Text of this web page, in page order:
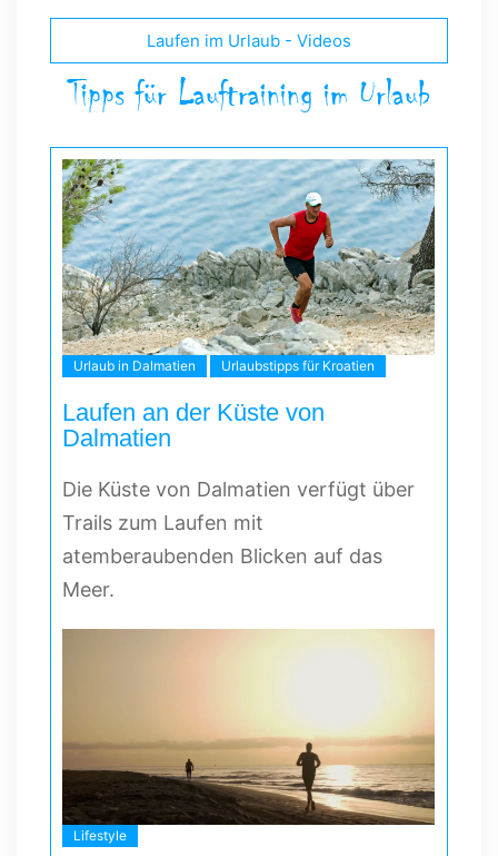
Laufen im Urlaub - Videos
Tipps für Lauftraining im Urlaub
Urlaub in Dalmatien Urlaubstipps für Kroatien
Laufen an der Küste von
Dalmatien
Die Küste von Dalmatien verfügt über
Trails zum Laufen mit
atemberaubenden Blicken auf das
Meer.
Lifestyle